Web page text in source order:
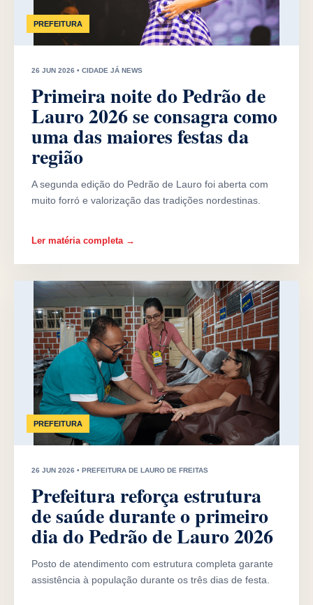
PREFEITURA
26 JUN 2026 • CIDADE JÁ NEWS
Primeira noite do Pedrão de
Lauro 2026 se consagra como
uma das maiores festas da
região
A segunda edição do Pedrão de Lauro foi aberta com
muito forró e valorização das tradições nordestinas.
Ler matéria completa →
PREFEITURA
26 JUN 2026 • PREFEITURA DE LAURO DE FREITAS
Prefeitura reforça estrutura
de saúde durante o primeiro
dia do Pedrão de Lauro 2026
Posto de atendimento com estrutura completa garante
assistência à população durante os três dias de festa.